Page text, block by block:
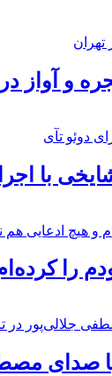
و آواز
با
را
صدای